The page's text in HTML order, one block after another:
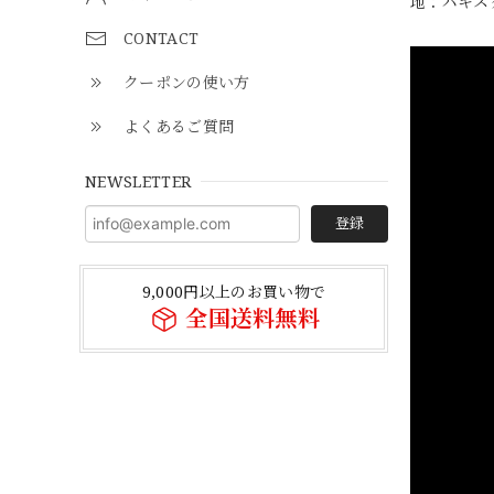
CONTACT
クーポンの使い方
よくあるご質問
NEWSLETTER
登録
9,000円以上のお買い物で
全国送料無料